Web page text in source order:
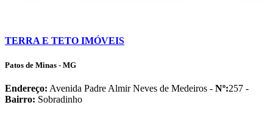
TERRA E TETO IMÓVEIS
Patos de Minas - MG
Endereço: Avenida Padre Almir Neves de Medeiros - Nº:257 -
Bairro: Sobradinho